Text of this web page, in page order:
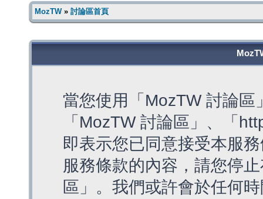
MozTW» 討論區首頁
當您使用「MozTW 討論
「MozTW 討論區」、「
即表示您已同意接受本服
服務條款的內容，請您停
區」。我們或許會於任何